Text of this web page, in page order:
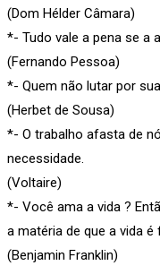
(Dom Hélder Câmara)
*- Tudo vale a pena se a
(Fernando Pessoa)
*- Quem não lutar por
(Herbet de Sousa)
*- O trabalho afasta de
necessidade.
(Voltaire)
*- Você ama a vida ?
a matéria de que a vida é
(Benjamin Franklin)